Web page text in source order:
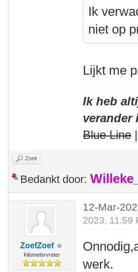
Ik
niet op
Lijkt me
Ik heb
verander
Blue Line|
Zoek
Bedankt door:
ZoefZoef
Kilometervreter
12-Mar-
2023, 11:59
werk.